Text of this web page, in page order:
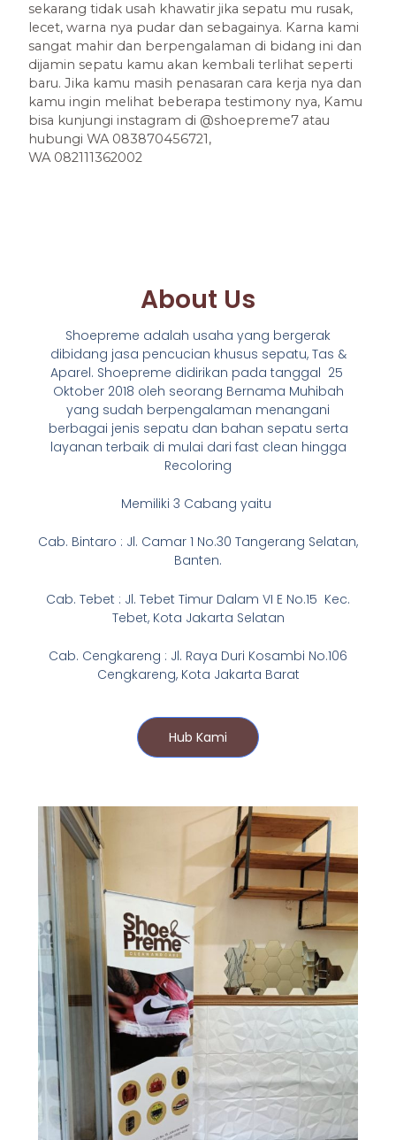
sekarang tidak usah khawatir jika sepatu mu rusak,
lecet, warna nya pudar dan sebagainya. Karna kami
sangat mahir dan berpengalaman di bidang ini dan
dijamin sepatu kamu akan kembali terlihat seperti
baru. Jika kamu masih penasaran cara kerja nya dan
kamu ingin melihat beberapa testimony nya, Kamu
bisa kunjungi instagram di @shoepreme7 atau
hubungi WA 083870456721,
WA 082111362002
About Us
Shoepreme adalah usaha yang bergerak
dibidang jasa pencucian khusus sepatu, Tas &
Aparel. Shoepreme didirikan pada tanggal 25
Oktober 2018 oleh seorang Bernama Muhibah
yang sudah berpengalaman menangani
berbagai jenis sepatu dan bahan sepatu serta
layanan terbaik di mulai dari fast clean hingga
Recoloring
Memiliki 3 Cabang yaitu
Cab. Bintaro : Jl. Camar 1 No.30 Tangerang Selatan,
Banten.
Cab. Tebet : Jl. Tebet Timur Dalam VI E No.15 Kec.
Tebet, Kota Jakarta Selatan
Cab. Cengkareng : Jl. Raya Duri Kosambi No.106
Cengkareng, Kota Jakarta Barat
Hub Kami